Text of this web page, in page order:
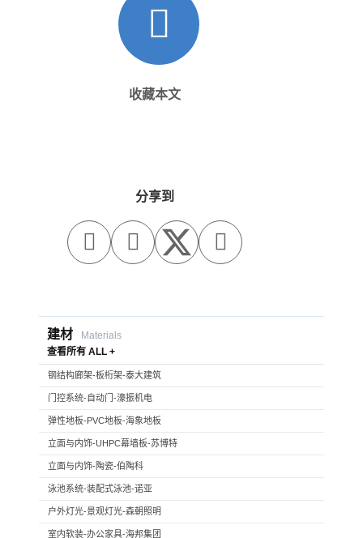
收藏本文
分享到
  
建材
Materials
查看所有 ALL +
钢结构廊架-板桁架-泰大建筑
门控系统-自动门-濠振机电
弹性地板-PVC地板-海象地板
立面与内饰-UHPC幕墙板-苏博特
立面与内饰-陶瓷-伯陶科
泳池系统-装配式泳池-诺亚
户外灯光-景观灯光-森朝照明
室内软装-办公家具-海邦集团